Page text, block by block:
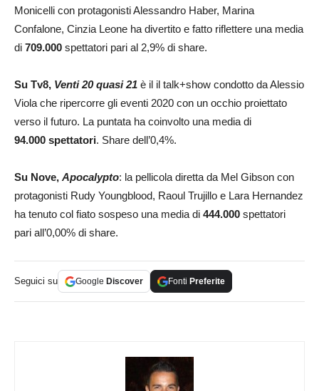
Monicelli con protagonisti Alessandro Haber, Marina
Confalone, Cinzia Leone ha divertito e fatto riflettere una media
di 709.000 spettatori pari al 2,9% di share.
Su Tv8, Venti 20 quasi 21 è il il talk+show condotto da Alessio
Viola che ripercorre gli eventi 2020 con un occhio proiettato
verso il futuro. La puntata ha coinvolto una media di
94.000 spettatori. Share dell’0,4%.
Su Nove, Apocalypto: la pellicola diretta da Mel Gibson con
protagonisti Rudy Youngblood, Raoul Trujillo e Lara Hernandez
ha tenuto col fiato sospeso una media di 444.000 spettatori
pari all’0,00% di share.
Seguici su Google Discover Fonti Preferite